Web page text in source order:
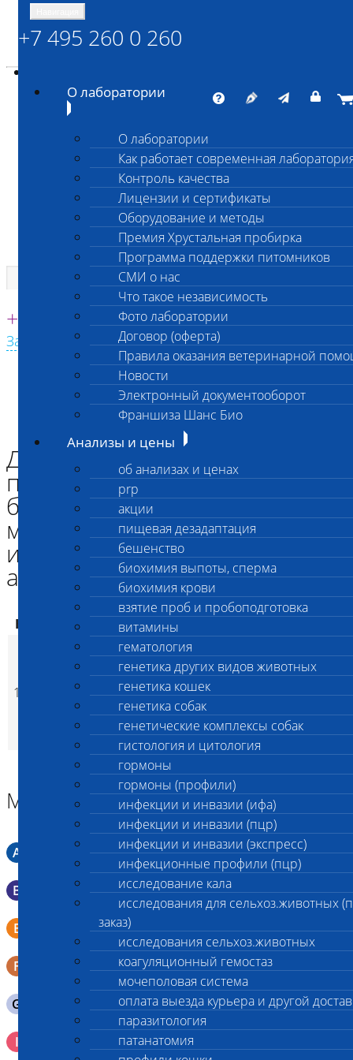
ШАНС БИО
Независимая ветеринарная лаборатория
Единая круглосуточная справочная
+7 495 260 0 260
Заказать звонок с сайта
+7 495 260 0 260
О лаборатории
О лаборатории
Как работает современная
Контроль качества
Лицензии и сертификаты
Оборудование и методы
Премия Хрустальная пробирка
Программа поддержки питомников
СМИ о нас
Что такое независимость
Фото лаборатории
Договор (оферта)
Правила оказания ветеринарной
Новости
Электронный документооборот
Франшиза Шанс Био
Анализы и цены
об анализах и ценах
prp
акции
пищевая дезадаптация
бешенство
биохимия выпоты, сперма
биохимия крови
взятие проб и пробоподготовка
витамины
гематология
генетика других видов животных
генетика кошек
генетика собак
генетические комплексы собак
гистология и цитология
гормоны
гормоны (профили)
инфекции и инвазии (ифа)
инфекции и инвазии (пцр)
инфекции и инвазии (экспресс)
инфекционные профили (пцр)
исследование кала
исследования для сельхоз.животных
заказ)
исследования сельхоз.животных
коагуляционный гемостаз
мочеполовая система
оплата выезда курьера и другой
паразитология
патанатомия
Главная страница
Анализы и цены
ВЗЯТИЕ ПРОБ и ПРОБОПОДГОТОВКА
Дополнительная пробоподготовка биоматериала для
микробиологического исследования (кроме абор.плодов)
Дополнительная
пробоподготовка
биоматериала для
микробиологического
исследования (кроме
абор.плодов)
Код Наименование услуг
1946
Дополнительная
пробоподготовка
биоматериала для
микробиологического
исследования (кроме
абор.плодов)
550p (Время исполнения
Материал
A Мазок в пробирку со средой Кери-Блера
B Мазок в пробирку со средой Эймса (Стюарта)
E
Смывы со слизистых в пробирку Эппендорфа (с
физраствором 0.5 мл)
F Кал в контейнере с ложечкой
G Содержимое желудка 10-30 мл
I
Кровь 2-3 мл. на фильтр-бумаге, высушенная для
генетических исследований